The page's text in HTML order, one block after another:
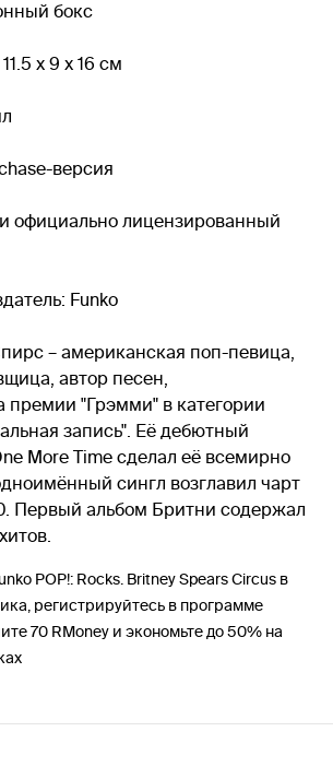
бокс
х 9 х 16 см
версия
официально лицензированный
Funko
– американская поп-певица,
автор песен,
премии "Грэмми" в категории
запись". Её дебютный
More Time сделал её всемирно
сингл возглавил чарт
Первый альбом Бритни содержал
POP!: Rocks. Britney Spears Circus в
регистрируйтесь в программе
70 RMoney и экономьте до 50% на